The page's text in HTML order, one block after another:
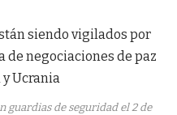
guardias de seguridad el 2 de